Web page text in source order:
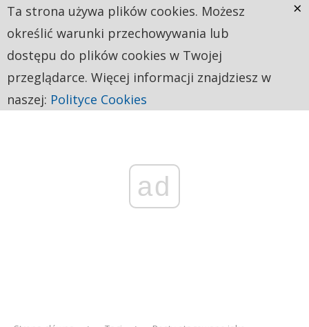
ad
Ta strona używa plików cookies. Możesz
określić warunki przechowywania lub
dostępu do plików cookies w Twojej
przeglądarce. Więcej informacji znajdziesz w
naszej: Polityce Cookies
×